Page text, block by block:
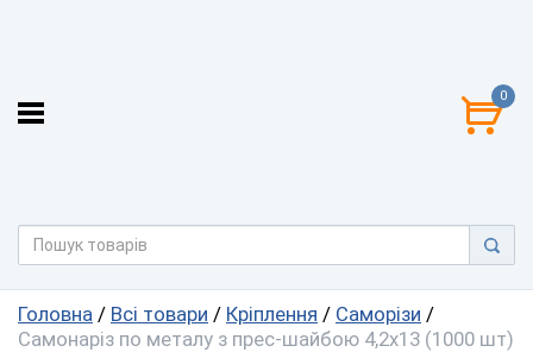
0
Головна / Всі товари / Кріплення / Саморізи /
Самонаріз по металу з прес-шайбою 4,2х13 (1000 шт)